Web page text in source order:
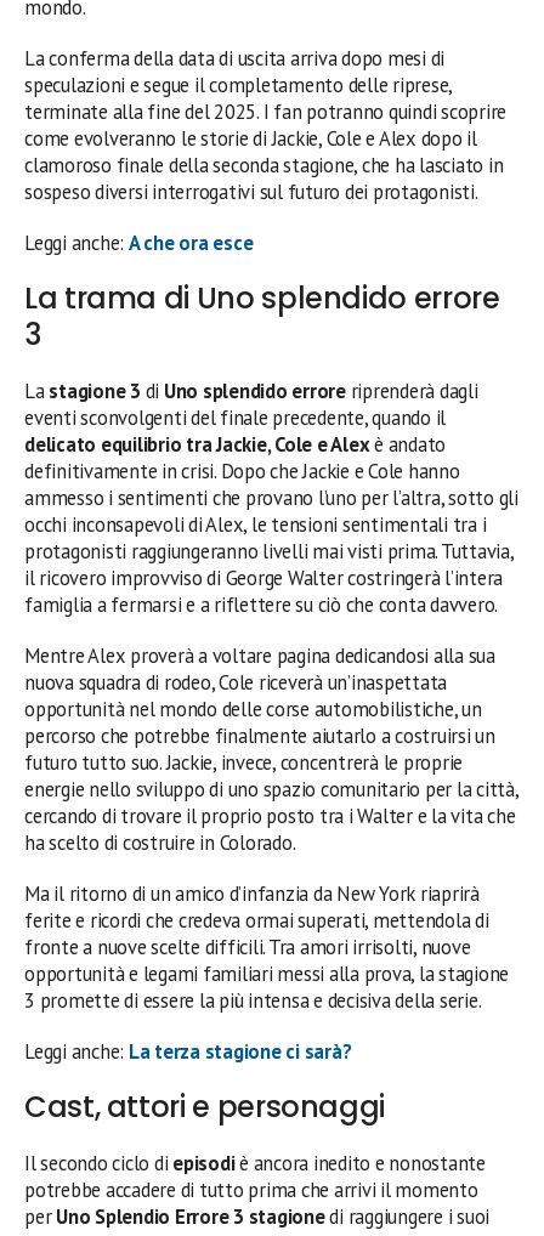
mondo.
La conferma della data di uscita arriva dopo mesi di
speculazioni e segue il completamento delle riprese,
terminate alla fine del 2025. I fan potranno quindi scoprire
come evolveranno le storie di Jackie, Cole e Alex dopo il
clamoroso finale della seconda stagione, che ha lasciato in
sospeso diversi interrogativi sul futuro dei protagonisti.
Leggi anche: A che ora esce
La trama di Uno splendido errore
3
Lastagione 3 di Uno splendido erroreriprenderà dagli
eventi sconvolgenti del finale precedente, quando il
delicato equilibrio tra Jackie, Cole e Alexè andato
definitivamente in crisi. Dopo che Jackie e Cole hanno
ammesso i sentimenti che provano l’uno per l’altra, sotto gli
occhi inconsapevoli di Alex, le tensioni sentimentali tra i
protagonisti raggiungeranno livelli mai visti prima. Tuttavia,
il ricovero improvviso di George Walter costringerà l’intera
famiglia a fermarsi e a riflettere su ciò che conta davvero.
Mentre Alex proverà a voltare pagina dedicandosi alla sua
nuova squadra di rodeo, Cole riceverà un’inaspettata
opportunità nel mondo delle corse automobilistiche, un
percorso che potrebbe finalmente aiutarlo a costruirsi un
futuro tutto suo. Jackie, invece, concentrerà le proprie
energie nello sviluppo di uno spazio comunitario per la città,
cercando di trovare il proprio posto tra i Walter e la vita che
ha scelto di costruire in Colorado.
Ma il ritorno di un amico d’infanzia da New York riaprirà
ferite e ricordi che credeva ormai superati, mettendola di
fronte a nuove scelte difficili. Tra amori irrisolti, nuove
opportunità e legami familiari messi alla prova, la stagione
3 promette di essere la più intensa e decisiva della serie.
Leggi anche: La terza stagione ci sarà?
Cast, attori e personaggi
Il secondo ciclo di episodiè ancora inedito e nonostante
potrebbe accadere di tutto prima che arrivi il momento
perUno Splendio Errore 3 stagionedi raggiungere i suoi